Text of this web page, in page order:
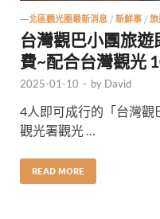
—北區觀光圈最新消息 / 新鮮事 / 旅
台灣觀巴小團旅
費~配合台灣觀光
2025-01-10 - by David
4人即可成行的「台灣觀
觀光署觀光 …
READ MORE